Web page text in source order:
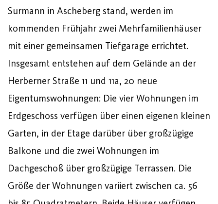
Surmann in Ascheberg stand, werden im
kommenden Frühjahr zwei Mehrfamilienhäuser
mit einer gemeinsamen Tiefgarage errichtet.
Insgesamt entstehen auf dem Gelände an der
Herberner Straße 11 und 11a, 20 neue
Eigentumswohnungen: Die vier Wohnungen im
Erdgeschoss verfügen über einen eigenen kleinen
Garten, in der Etage darüber über großzügige
Balkone und die zwei Wohnungen im
Dachgeschoß über großzügige Terrassen. Die
Größe der Wohnungen variiert zwischen ca. 56